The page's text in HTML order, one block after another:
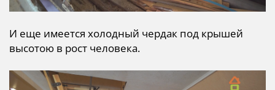
И еще имеется холодный чердак под крышей
высотою в рост человека.